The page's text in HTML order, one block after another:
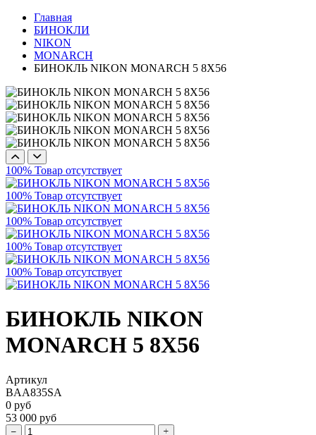
Главная
БИНОКЛИ
NIKON
MONARCH
БИНОКЛЬ NIKON MONARCH 5 8X56
100% Товар отсутствует
100% Товар отсутствует
100% Товар отсутствует
100% Товар отсутствует
100% Товар отсутствует
БИНОКЛЬ NIKON
MONARCH 5 8X56
Артикул
BAA835SA
0 руб
53 000 руб